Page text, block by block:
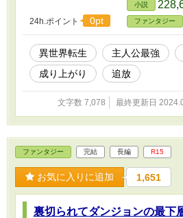
これは、攻撃魔法が全く使えず誰か
植物魔法を極めて幸せを掴む物語。 ※本
ています。カクヨムでのタイトルは『魔
害された俺は、唯一使える最弱の「植物
違いの強さを手に入れたことに気付かず
に草生えるんだが～』になります。
24h.ポイント 0pt
小説
ファンタジー
異世界転生 主人公最強
成り上がり
追放
文字数 7,078 最終更新日
ファンタジー 完結 長編 R15
お気に入りに追加 1,651
裏切られてダンジョンの最下